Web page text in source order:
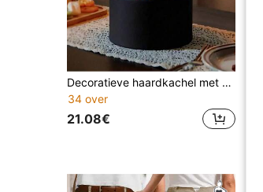
Decoratieve haardkachel met brandende vlam, cilindrische glazen decoratieve rookafvoer, geschikt voor barbecues, huiselijke bijeenkomsten, verjaardagscadeaus, bruiloften, evenementen, buitenbars, cafés, campings, restaurants, slaapkamers, Kerstmis en meer.
34 over
21.08€